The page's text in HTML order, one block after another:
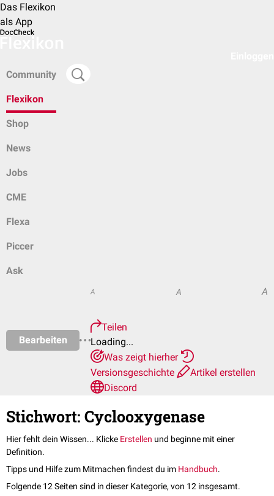
Das Flexikon
als App
Community
Flexikon
Shop
News
Jobs
CME
Flexa
Piccer
Ask
Bearbeiten
A A A
Teilen
Loading...
Was zeigt hierher
Versionsgeschichte
Artikel erstellen
Discord
Stichwort: Cyclooxygenase
Hier fehlt dein Wissen... Klicke Erstellen und beginne mit einer
Definition.
Tipps und Hilfe zum Mitmachen findest du im Handbuch.
Folgende 12 Seiten sind in dieser Kategorie, von 12 insgesamt.